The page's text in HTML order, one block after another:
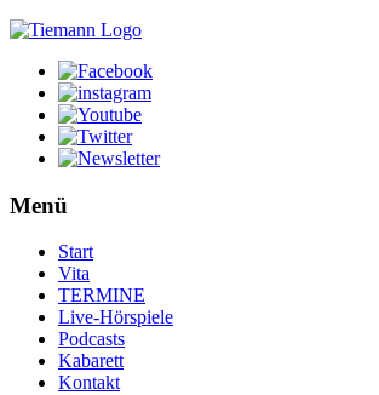
Menü
Start
Vita
TERMINE
Live-Hörspiele
Podcasts
Kabarett
Kontakt